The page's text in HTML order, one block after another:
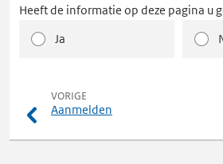
in
nieuw
Heeft de informatie op deze pagina u
Ja
VORIGE
Aanmelden